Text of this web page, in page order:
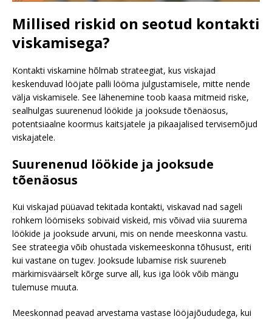
Millised riskid on seotud kontakti
viskamisega?
Kontakti viskamine hõlmab strateegiat, kus viskajad
keskenduvad lööjate palli lööma julgustamisele, mitte nende
välja viskamisele. See lähenemine toob kaasa mitmeid riske,
sealhulgas suurenenud löökide ja jooksude tõenäosus,
potentsiaalne koormus kaitsjatele ja pikaajalised tervisemõjud
viskajatele.
Suurenenud löökide ja jooksude
tõenäosus
Kui viskajad püüavad tekitada kontakti, viskavad nad sageli
rohkem löömiseks sobivaid viskeid, mis võivad viia suurema
löökide ja jooksude arvuni, mis on nende meeskonna vastu.
See strateegia võib ohustada viskemeeskonna tõhusust, eriti
kui vastane on tugev. Jooksude lubamise risk suureneb
märkimisväärselt kõrge surve all, kus iga löök võib mängu
tulemuse muuta.
Meeskonnad peavad arvestama vastase lööjajõududega, kui